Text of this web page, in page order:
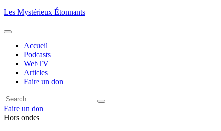
Aller
contenu
Les Mystérieux Étonnants
Accueil
Podcasts
WebTV
Articles
Faire un don
Rechercher :
Rechercher
Faire un don
Hors ondes